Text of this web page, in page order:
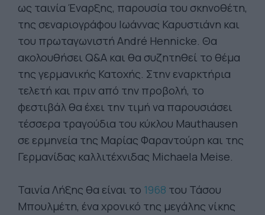
ως ταινία Έναρξης, παρουσία του σκηνοθέτη,
της σεναριογράφου Ιωάννας Καρυστιάνη και
του πρωταγωνιστή André Hennicke. Θα
ακολουθήσει Q&A και θα συζητηθεί το θέμα
της γερμανικής Κατοχής. Στην εναρκτήρια
τελετή και πριν από την προβολή, το
φεστιβάλ θα έχει την τιμή να παρουσιάσει
τέσσερα τραγούδια του κύκλου Mauthausen
σε ερμηνεία της Μαρίας Φαραντούρη και της
Γερμανίδας καλλιτέχνιδας Michaela Meise.
Ταινία Λήξης θα είναι το 1968 του Τάσου
Μπουλμέτη, ένα χρονικό της μεγάλης νίκης